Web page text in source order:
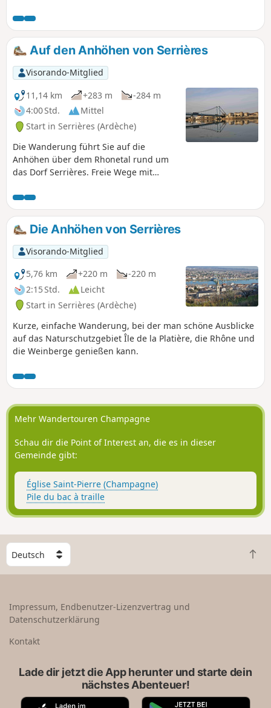
Markierungen zeigen die verschiedenen Hochwasserstände
entlang des Weges an.
Auf den Anhöhen von Serrières
Visorando-Mitglied
11,14 km
+283 m
-284 m
4:00 Std.
Mittel
Start in Serrières (Ardèche)
Die Wanderung führt Sie auf die
Anhöhen über dem Rhonetal rund um
das Dorf Serrières. Freie Wege mit
die Alpen sowie angenehm bewaldete
Wege wechseln sich auf der gesamten
Strecke ab. Zu Beginn der Wanderung
durchqueren Sie das alte Serrières, das
einen kleinen Abstecher wert ist.
Die Anhöhen von Serrières
Visorando-Mitglied
5,76 km
+220 m
-220 m
2:15 Std.
Leicht
Start in Serrières (Ardèche)
Kurze, einfache Wanderung, bei der man schöne Ausblicke
auf das Naturschutzgebiet Île de la Platière, die Rhône und
die Weinberge genießen kann.
Mehr Wandertouren Champagne
Schau dir die Point of Interest an, die es in dieser
Gemeinde gibt:
Église Saint-Pierre (Champagne)
Pile du bac à traille
W
ä
h
e
n
Z
u
Impressum, Endbenutzer-Lizenzvertrag und
Datenschutzerklärung
Kontakt
Lade dir jetzt die App herunter und starte dein
nächstes Abenteuer!
A G